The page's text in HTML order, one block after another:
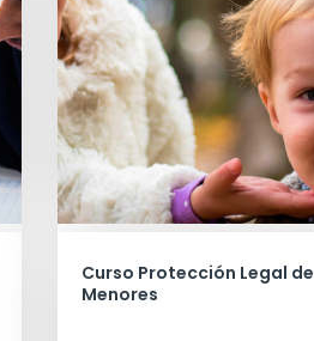
Curso Protección Legal de
Menores